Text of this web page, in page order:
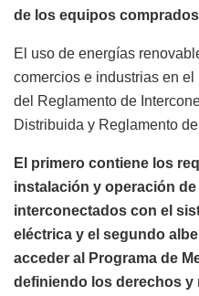
de los equipos
El uso de energías
comercios e industrias en
del Reglamento de
Distribuida y Reglamento
El primero contiene los
instalación y operación
interconectados con el
eléctrica y el segundo
acceder al Programa de
definiendo los derechos